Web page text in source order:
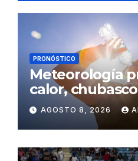
PRONÓSTICO
Meteorología
calor,
concentración
Sahara para
AGOSTO 8, 2026